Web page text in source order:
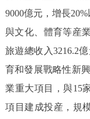
9000億元，增長
與文化、體育等産
旅遊總收入3216.2
育和發展戰略性新
業重大項目，與15
項目建成投産，規